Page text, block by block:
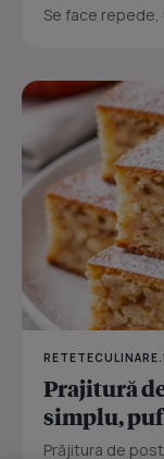
Se face repede,
Prajitură
simplu,
Prăjitura de